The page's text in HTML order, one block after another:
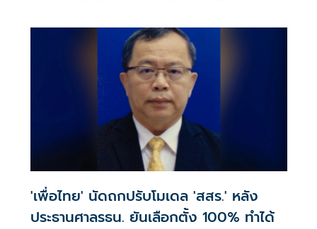
พร้อมย้ำต้องยึดคำวินิจฉัยศาลรัฐธรรมนูญที่ 18/2568 ซึ่ง
กำหนดให้รัฐสภาไม่มีอำนา
'เพื่อไทย' นัดถกปรับโมเดล 'สสร.' หลัง
ประธานศาลรธน. ยันเลือกตั้ง 100% ทำได้